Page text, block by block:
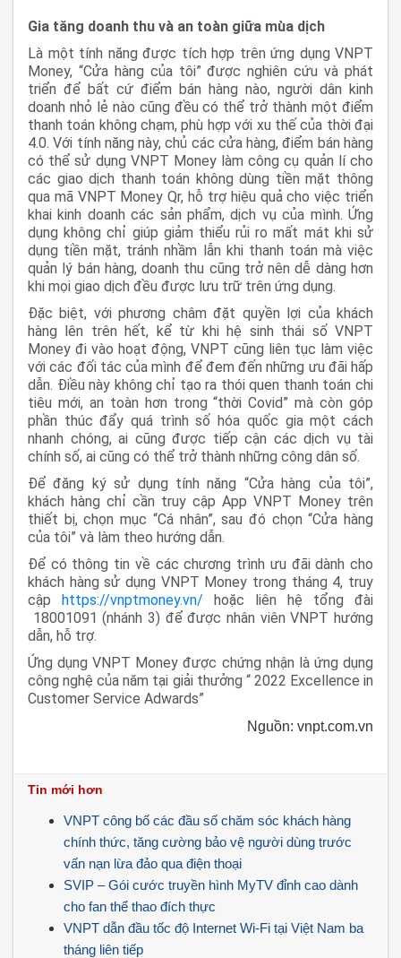
Gia tăng doanh thu và an toàn giữa mùa dịch
Là một tính năng được tích hợp trên ứng dụng VNPT
Money, “Cửa hàng của tôi” được nghiên cứu và phát
triển để bất cứ điểm bán hàng nào, người dân kinh
doanh nhỏ lẻ nào cũng đều có thể trở thành một điểm
thanh toán không chạm, phù hợp với xu thế của thời đại
4.0. Với tính năng này, chủ các cửa hàng, điểm bán hàng
có thể sử dụng VNPT Money làm công cụ quản lí cho
các giao dịch thanh toán không dùng tiền mặt thông
qua mã VNPT Money Qr, hỗ trợ hiệu quả cho việc triển
khai kinh doanh các sản phẩm, dịch vụ của mình. Ứng
dụng không chỉ giúp giảm thiểu rủi ro mất mát khi sử
dụng tiền mặt, tránh nhầm lẫn khi thanh toán mà việc
quản lý bán hàng, doanh thu cũng trở nên dễ dàng hơn
khi mọi giao dịch đều được lưu trữ trên ứng dụng.
Đặc biệt, với phương châm đặt quyền lợi của khách
hàng lên trên hết, kể từ khi hệ sinh thái số VNPT
Money đi vào hoạt động, VNPT cũng liên tục làm việc
với các đối tác của mình để đem đến những ưu đãi hấp
dẫn. Điều này không chỉ tạo ra thói quen thanh toán chi
tiêu mới, an toàn hơn trong “thời Covid” mà còn góp
phần thúc đẩy quá trình số hóa quốc gia một cách
nhanh chóng, ai cũng được tiếp cận các dịch vụ tài
chính số, ai cũng có thể trở thành những công dân số.
Để đăng ký sử dụng tính năng “Cửa hàng của tôi”,
khách hàng chỉ cần truy cập App VNPT Money trên
thiết bị, chọn mục “Cá nhân”, sau đó chọn “Cửa hàng
của tôi” và làm theo hướng dẫn.
Để có thông tin về các chương trình ưu đãi dành cho
khách hàng sử dụng VNPT Money trong tháng 4, truy
cập https://vnptmoney.vn/ hoặc liên hệ tổng đài
18001091 (nhánh 3) để được nhân viên VNPT hướng
dẫn, hỗ trợ.
Ứng dụng VNPT Money được chứng nhận là ứng dụng
công nghệ của năm tại giải thưởng “ 2022 Excellence in
Customer Service Adwards”
Nguồn: vnpt.com.vn
Tin mới hơn
VNPT công bố các đầu số chăm sóc khách hàng
chính thức, tăng cường bảo vệ người dùng trước
vấn nạn lừa đảo qua điện thoại
SVIP – Gói cước truyền hình MyTV đỉnh cao dành
cho fan thể thao đích thực
VNPT dẫn đầu tốc độ Internet Wi-Fi tại Việt Nam ba
tháng liên tiếp